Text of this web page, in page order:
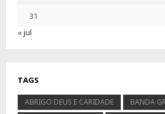
31
« jul
TAGS
ABRIGO DEUS E CARIDADE
BANDA